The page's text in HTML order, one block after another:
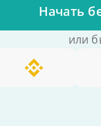
Начать
или